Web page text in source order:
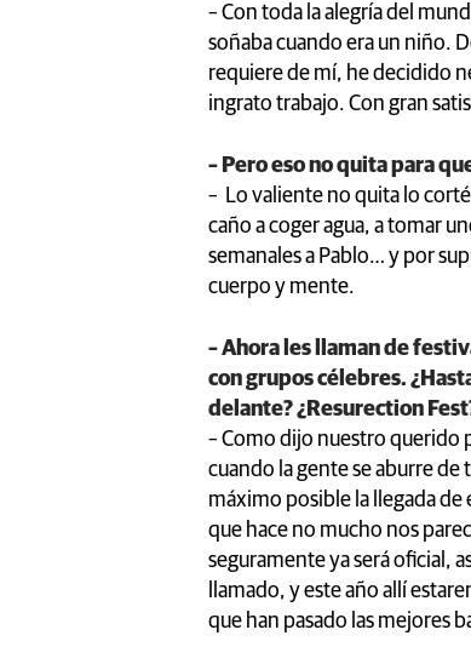
– Con toda la alegría del
soñaba cuando era un niño.
requiere de mí, he decidido
ingrato trabajo. Con gran
– Pero eso no quita para
– Lo valiente no quita lo
caño a coger agua, a tomar
semanales a Pablo… y por
cuerpo y mente.
– Ahora les llaman de
con grupos célebres.
delante? ¿Resurection
– Como dijo nuestro querido
cuando la gente se aburre
máximo posible la llegada
que hace no mucho nos
seguramente ya será oficial,
llamado, y este año allí
que han pasado las mejores